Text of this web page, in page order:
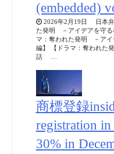
(embedded)
2026年2月19日 日本弁
た発明 －アイデアを守
マ：奪われた発明 －ア
編】 【ドラマ：奪われ
話 …
商標登録
registration
30% in